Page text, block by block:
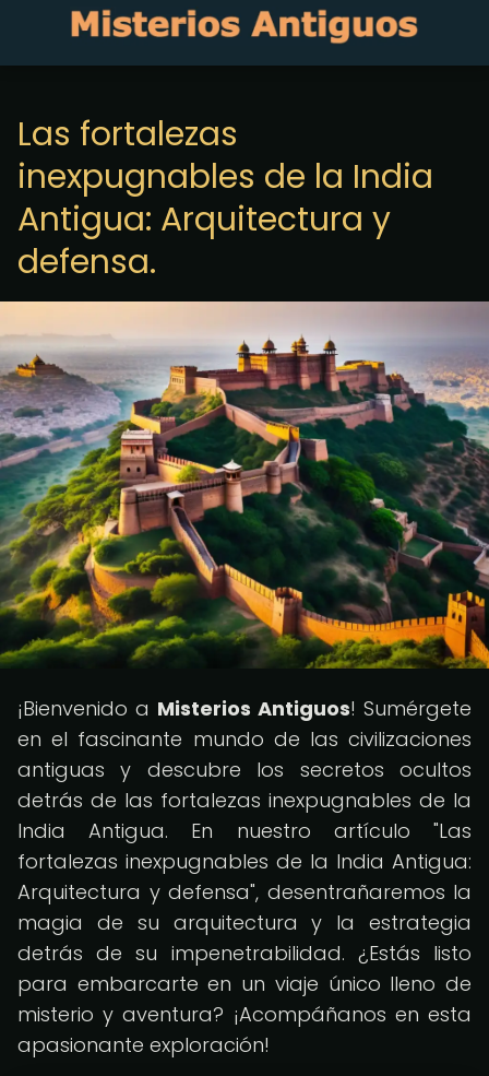
Las fortalezas
inexpugnables de la India
Antigua: Arquitectura y
defensa.
¡Bienvenido a Misterios Antiguos! Sumérgete
en el fascinante mundo de las civilizaciones
antiguas y descubre los secretos ocultos
detrás de las fortalezas inexpugnables de la
India Antigua. En nuestro artículo "Las
fortalezas inexpugnables de la India Antigua:
Arquitectura y defensa", desentrañaremos la
magia de su arquitectura y la estrategia
detrás de su impenetrabilidad. ¿Estás listo
para embarcarte en un viaje único lleno de
misterio y aventura? ¡Acompáñanos en esta
apasionante exploración!